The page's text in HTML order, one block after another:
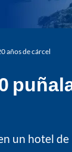
años de cárcel
un hotel